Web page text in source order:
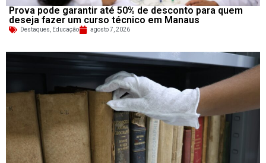
Prova pode garantir até 50% de desconto para quem
deseja fazer um curso técnico em Manaus
Destaques, Educação agosto 7, 2026